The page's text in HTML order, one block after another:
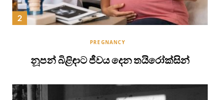
PREGNANCY
නූපන් බිළිඳාට ජීවය දෙන තයිරෝක්සින්